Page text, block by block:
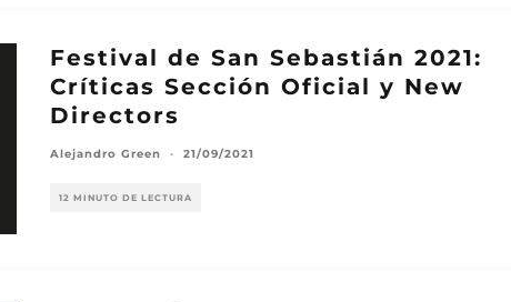
Festival de San Sebastián 2021:
Críticas Sección Oficial y New
Directors
Alejandro Green · 21/09/2021
12 MINUTO DE LECTURA